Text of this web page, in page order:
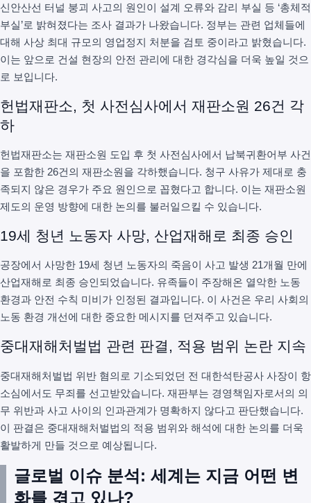
신안산선 터널 붕괴 사고의 원인이 설계 오류와 감리 부실 등 ‘총체적
부실’로 밝혀졌다는 조사 결과가 나왔습니다. 정부는 관련 업체들에
대해 사상 최대 규모의 영업정지 처분을 검토 중이라고 밝혔습니다.
이는 앞으로 건설 현장의 안전 관리에 대한 경각심을 더욱 높일 것으
로 보입니다.
헌법재판소, 첫 사전심사에서 재판소원 26건 각
하
헌법재판소는 재판소원 도입 후 첫 사전심사에서 납북귀환어부 사건
을 포함한 26건의 재판소원을 각하했습니다. 청구 사유가 제대로 충
족되지 않은 경우가 주요 원인으로 꼽혔다고 합니다. 이는 재판소원
제도의 운영 방향에 대한 논의를 불러일으킬 수 있습니다.
19세 청년 노동자 사망, 산업재해로 최종 승인
공장에서 사망한 19세 청년 노동자의 죽음이 사고 발생 21개월 만에
산업재해로 최종 승인되었습니다. 유족들이 주장해온 열악한 노동
환경과 안전 수칙 미비가 인정된 결과입니다. 이 사건은 우리 사회의
노동 환경 개선에 대한 중요한 메시지를 던져주고 있습니다.
중대재해처벌법 관련 판결, 적용 범위 논란 지속
중대재해처벌법 위반 혐의로 기소되었던 전 대한석탄공사 사장이 항
소심에서도 무죄를 선고받았습니다. 재판부는 경영책임자로서의 의
무 위반과 사고 사이의 인과관계가 명확하지 않다고 판단했습니다.
이 판결은 중대재해처벌법의 적용 범위와 해석에 대한 논의를 더욱
활발하게 만들 것으로 예상됩니다.
글로벌 이슈 분석: 세계는 지금 어떤 변
화를 겪고 있나?